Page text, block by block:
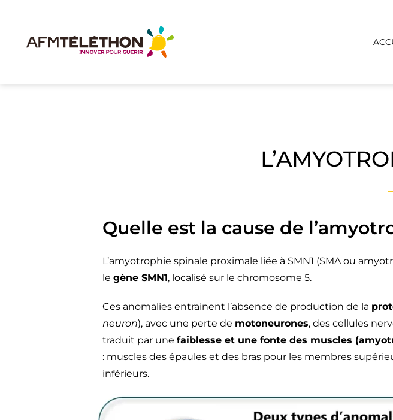
Quelle est la cause de
L’amyotrophie spinale proximale liée à SMN1 (SMA ou
le gène SMN1, localisé sur le chromosome 5.
Ces anomalies entrainent l’absence de production de la
neuron), avec une perte de motoneurones, des cellules
traduit par une faiblesse et une fonte des muscles
: muscles des épaules et des bras pour les membres
inférieurs.